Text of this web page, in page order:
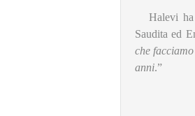
Halevi
Saudita ed
che
anni.”